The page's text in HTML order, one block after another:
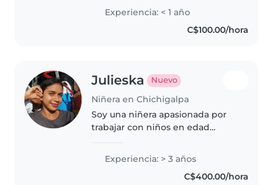
mucho enseñando música y
juegos. Soy responsable y
tranquila, siempre en busca de
Experiencia: < 1 año
C$100.00/hora
Julieska Nuevo
Niñera en Chichigalpa
Soy una niñera apasionada por
trabajar con niños en edad
experiencia en cuidado infantil y
habilidades en lectura. Me
encantan las mascotas y puedo
Experiencia: > 3 años
C$400.00/hora